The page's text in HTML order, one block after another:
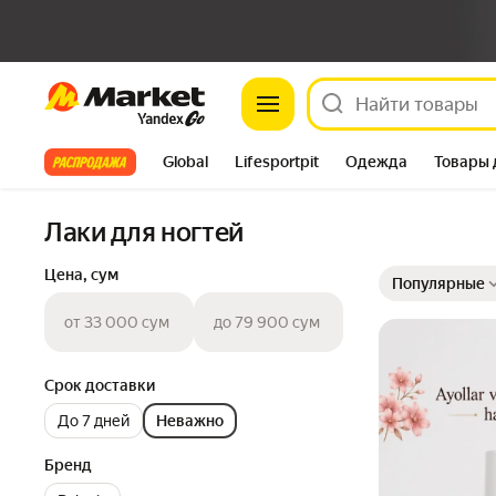
Market
Все хиты Global Lifesportpit Одежда Товары
Лаки для ногтей
Цена, сум
от 33 000 сум до 79 900 сум
Срок доставки
До 7 дней
Неважно
Бренд
Популярные